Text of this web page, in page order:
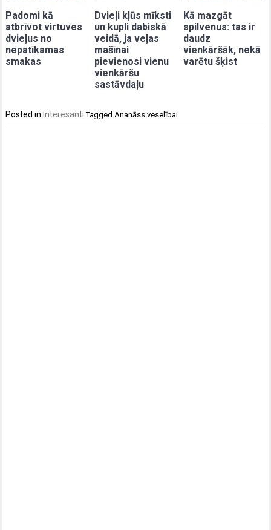
Padomi kā
atbrīvot virtuves
dvieļus no
nepatīkamas
smakas
Dvieļi kļūs mīksti
un kupli dabiskā
veidā, ja veļas
mašīnai
pievienosi vienu
vienkāršu
sastāvdaļu
Kā mazgāt
spilvenus: tas ir
daudz
vienkāršāk, nekā
varētu šķist
Posted in Interesanti TaggedAnanāss veselībai